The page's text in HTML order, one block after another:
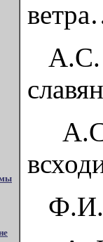
А.С.
А.С.
Ф.И.